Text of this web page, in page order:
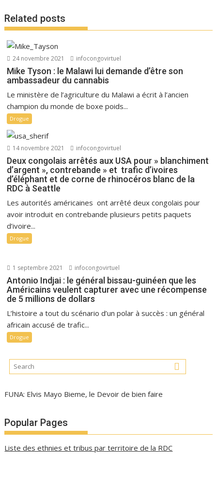
Related posts
24 novembre 2021 infocongovirtuel
Mike Tyson : le Malawi lui demande d’être son
ambassadeur du cannabis
Le ministère de l’agriculture du Malawi a écrit à l’ancien
champion du monde de boxe poids...
Drogue
14 novembre 2021 infocongovirtuel
Deux congolais arrêtés aux USA pour » blanchiment
d’argent », contrebande » et trafic d’ivoires
d’éléphant et de corne de rhinocéros blanc de la
RDC à Seattle
Les autorités américaines ont arrêté deux congolais pour
avoir introduit en contrebande plusieurs petits paquets
d’ivoire...
Drogue
1 septembre 2021 infocongovirtuel
Antonio Indjai : le général bissau-guinéen que les
Américains veulent capturer avec une récompense
de 5 millions de dollars
L’histoire a tout du scénario d’un polar à succès : un général
africain accusé de trafic...
Drogue
FUNA: Elvis Mayo Bieme, le Devoir de bien faire
Popular Pages
Liste des ethnies et tribus par territoire de la RDC